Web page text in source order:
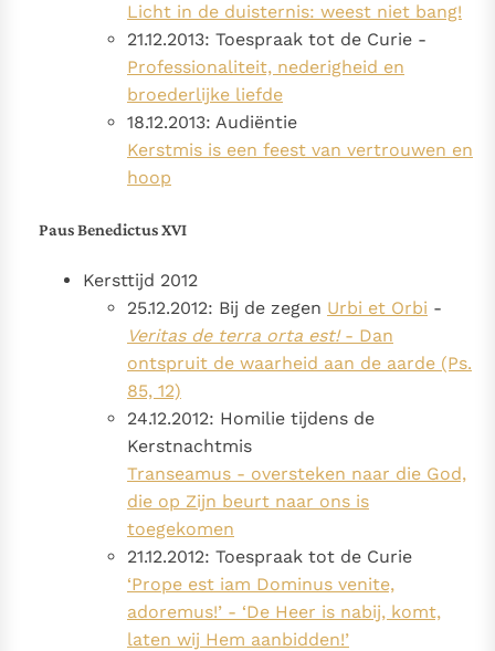
Licht in de duisternis: weest niet bang!
21.12.2013: Toespraak tot de Curie -
Professionaliteit, nederigheid en
broederlijke liefde
18.12.2013: Audiëntie
Kerstmis is een feest van vertrouwen en
hoop
Paus Benedictus XVI
Kersttijd 2012
25.12.2012: Bij de zegen Urbi et Orbi -
Veritas de terra orta est!- Dan
ontspruit de waarheid aan de aarde (Ps.
85, 12)
24.12.2012: Homilie tijdens de
Kerstnachtmis
Transeamus - oversteken naar die God,
die op Zijn beurt naar ons is
toegekomen
21.12.2012: Toespraak tot de Curie
‘Prope est iam Dominus venite,
adoremus!’ - ‘De Heer is nabij, komt,
laten wij Hem aanbidden!’